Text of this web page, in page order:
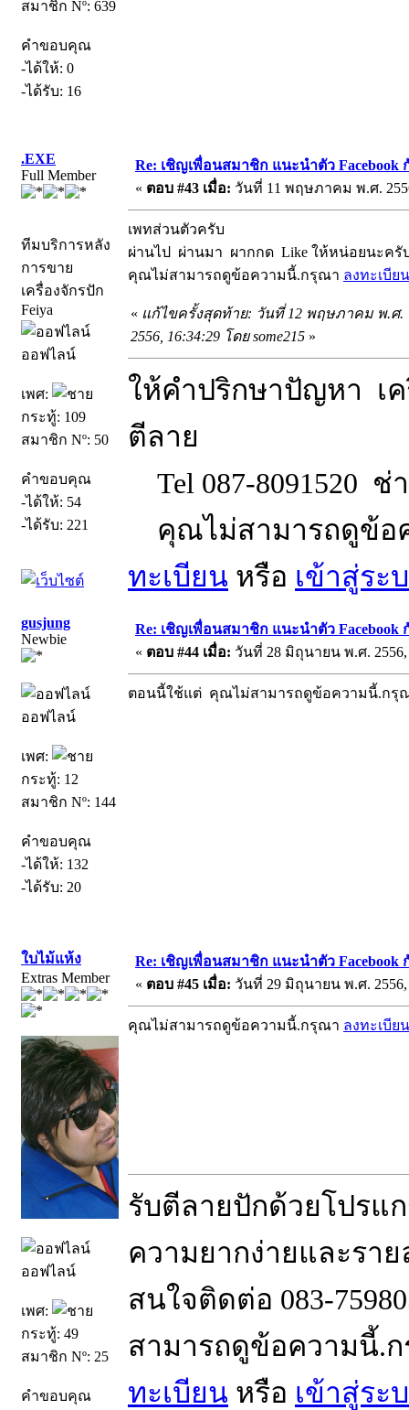
สมาชิก Nº: 639
คำขอบคุณ
-ได้ให้: 0
-ได้รับ: 16
.EXE
Full Member
ทีมบริการหลัง
การขาย
เครื่องจักรปัก
Feiya
ออฟไลน์
เพศ:
กระทู้: 109
สมาชิก Nº: 50
คำขอบคุณ
-ได้ให้: 54
-ได้รับ: 221
Re: เชิญเพื่อนสมาชิก แนะนำตัว Facebook
« ตอบ #43 เมื่อ: วันที่ 11 พฤษภาคม พ.ศ.
เพทส่วนตัวครับ
ผ่านไป ผ่านมา ผากกด Like ให้หน่อยนะครั
คุณไม่สามารถดูข้อความนี้.กรุณา ลงทะเบียน
« แก้ไขครั้งสุดท้าย: วันที่ 12 พฤษภาคม พ.ศ.
2556, 16:34:29 โดย some215 »
ให้คำปริกษาปัญหา เ
ตีลาย
Tel 087-8091520 ช่
คุณไม่สามารถดูข้อ
ทะเบียน หรือ เข้าสู่ระ
gusjung
Newbie
ออฟไลน์
เพศ:
กระทู้: 12
สมาชิก Nº: 144
คำขอบคุณ
-ได้ให้: 132
-ได้รับ: 20
Re: เชิญเพื่อนสมาชิก แนะนำตัว Facebook
« ตอบ #44 เมื่อ: วันที่ 28 มิถุนายน พ.ศ. 2556,
ตอนนี้ใช้แต่ คุณไม่สามารถดูข้อความนี้.กรุ
ใบไม้แห้ง
Extras Member
ออฟไลน์
เพศ:
กระทู้: 49
สมาชิก Nº: 25
คำขอบคุณ
Re: เชิญเพื่อนสมาชิก แนะนำตัว Facebook
« ตอบ #45 เมื่อ: วันที่ 29 มิถุนายน พ.ศ. 2556,
คุณไม่สามารถดูข้อความนี้.กรุณา ลงทะเบียน
รับตีลายปักด้วยโปรแ
ความยากง่ายและรา
สนใจติดต่อ 083-
สามารถดูข้อความนี้.
ทะเบียน หรือ เข้าสู่ระ